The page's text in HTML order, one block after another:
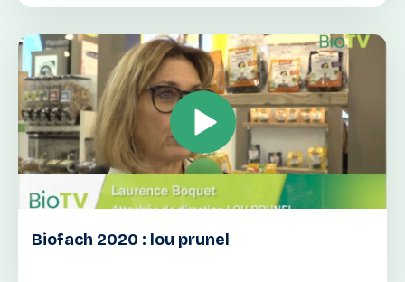
Biofach 2020 : lou prunel